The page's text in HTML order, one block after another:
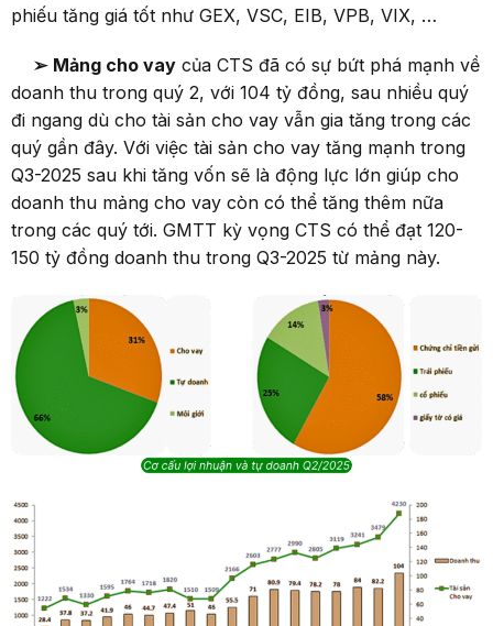
phiếu tăng giá tốt như GEX, VSC, EIB, VPB, VIX, …
➢ Mảng cho vaycủa CTS đã có sự bứt phá mạnh về
doanh thu trong quý 2, với 104 tỷ đồng, sau nhiều quý
đi ngang dù cho tài sản cho vay vẫn gia tăng trong các
quý gần đây. Với việc tài sản cho vay tăng mạnh trong
Q3-2025 sau khi tăng vốn sẽ là động lực lớn giúp cho
doanh thu mảng cho vay còn có thể tăng thêm nữa
trong các quý tới. GMTT kỳ vọng CTS có thể đạt 120-
150 tỷ đồng doanh thu trong Q3-2025 từ mảng này.